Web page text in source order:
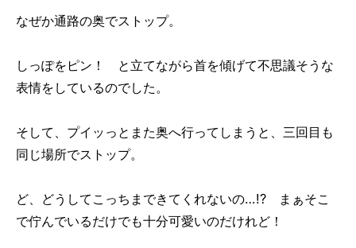
なぜか通路の奥でストップ。
しっぽをピン！ と立てながら首を傾げて不思議そうな
表情をしているのでした。
そして、プイッっとまた奥へ行ってしまうと、三回目も
同じ場所でストップ。
ど、どうしてこっちまできてくれないの…!? まぁそこ
で佇んでいるだけでも十分可愛いのだけれど！